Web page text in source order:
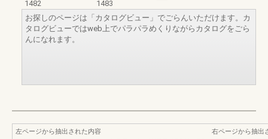
1482
1483
お探しのページは「カタログビュー」でごらんいただけます。カ
タログビューではweb上でパラパラめくりながらカタログをごら
んになれます。
左ページから抽出された内容
右ページから抽出